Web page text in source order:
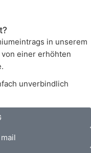
in unserem
einer erhöhten
unverbindlich